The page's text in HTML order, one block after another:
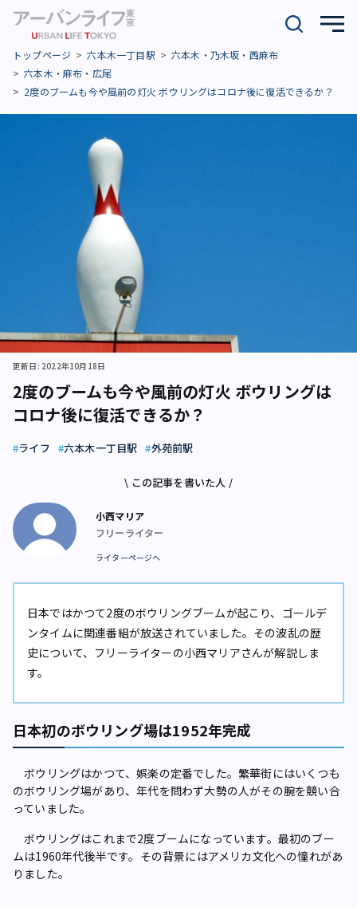
トップページ 六本木一丁目駅
六本木・乃木坂・西麻布
六本木・麻布・広尾
2度のブームも今や風前の灯火 ボウリングはコロナ後に復活できるか？
2度のブームも今や風前の灯火 ボウリングは
コロナ後に復活できるか？
更新日: 2022年10月18日
ライフ 六本木一丁目駅 外苑前駅
\ この記事を書いた人 /
小西マリア
フリーライター
ライターページへ
日本ではかつて2度のボウリングブームが起こり、ゴールデ
ンタイムに関連番組が放送されていました。その波乱の歴
史について、フリーライターの小西マリアさんが解説しま
す。
日本初のボウリング場は1952年完成
ボウリングはかつて、娯楽の定番でした。繁華街にはいくつも
のボウリング場があり、年代を問わず大勢の人がその腕を競い合
っていました。
ボウリングはこれまで2度ブームになっています。最初のブー
ムは1960年代後半です。その背景にはアメリカ文化への憧れがあ
りました。